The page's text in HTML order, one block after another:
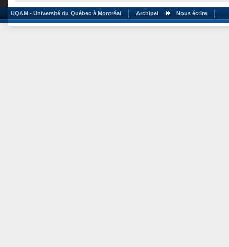
UQAM - Université du Québec à Montréal Archipel Nous écrire